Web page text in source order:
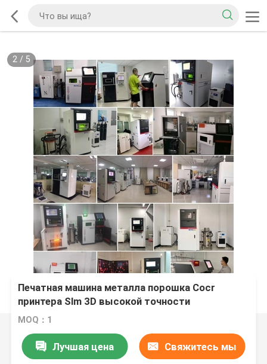
2/ 5
Печатная машина металла порошка Cocr
принтера Slm 3D высокой точности
MOQ：1
Лучшая цена Свяжитесь мы